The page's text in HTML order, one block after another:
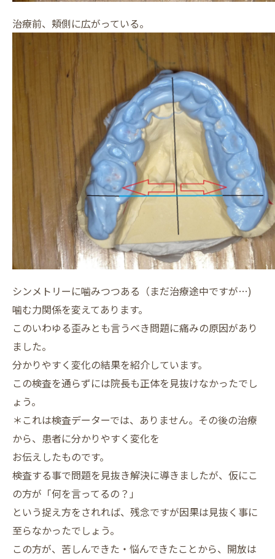
治療前、頬側に広がっている。
シンメトリーに噛みつつある（まだ治療途中ですが…)
噛む力関係を変えてあります。
このいわゆる歪みとも言うべき問題に痛みの原因があり
ました。
分かりやすく変化の結果を紹介しています。
この検査を通らずには院長も正体を見抜けなかったでし
ょう。
＊これは検査データーでは、ありません。その後の治療
から、患者に分かりやすく変化を
お伝えしたものです。
検査する事で問題を見抜き解決に導きましたが、仮にこ
の方が「何を言ってるの？」
という捉え方をされれば、残念ですが因果は見抜く事に
至らなかったでしょう。
この方が、苦しんできた・悩んできたことから、開放は